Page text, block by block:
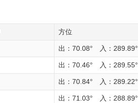
方位
出：70.08° 入：289.89°
出：70.46° 入：289.55°
出：70.84° 入：289.22°
出：71.03° 入：288.89°